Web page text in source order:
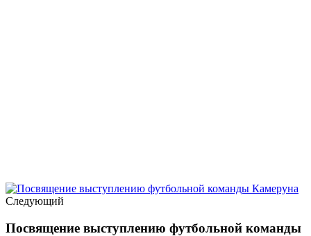
Следующий
Посвящение выступлению футбольной команды